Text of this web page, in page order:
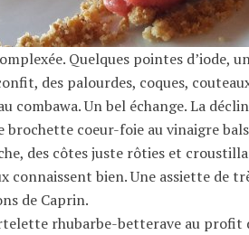
Quelques pointes d’iode,
des palourdes, coques,
combawa. Un bel échange. La
brochette coeur-foie au vinaigre
des côtes juste rôties et
connaissent bien. Une assiette de
de Caprin.
rhubarbe-betterave au profit